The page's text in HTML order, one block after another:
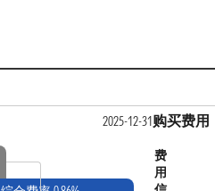
2025-12-31购买费用
费
用